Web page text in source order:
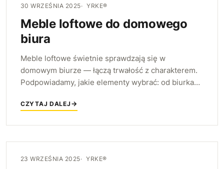
30 WRZEŚNIA 2025 YRKE®
Meble loftowe do domowego
biura
Meble loftowe świetnie sprawdzają się w
domowym biurze — łączą trwałość z charakterem.
Podpowiadamy, jakie elementy wybrać: od biurka
dopasowane dodatki.
CZYTAJ DALEJ
23 WRZEŚNIA 2025 YRKE®